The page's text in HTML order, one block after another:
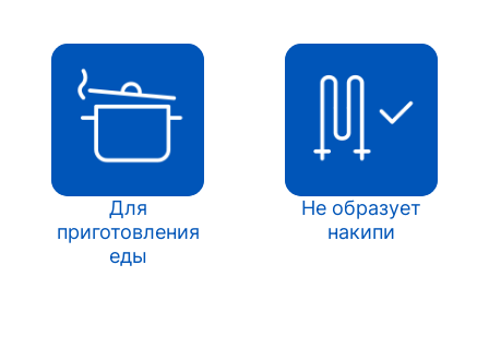
Для
приготовления
еды
Не образует
накипи